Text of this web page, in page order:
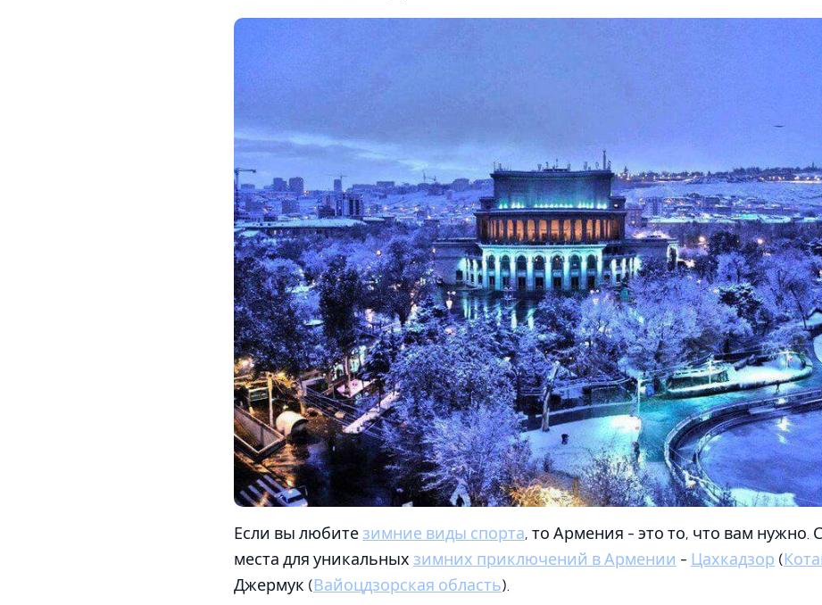
Если вы любитезимние виды спорта, то Армения - это то, что вам нужно.
места для уникальных зимних приключений в Армении - Цахкадзор (
Джермук (Вайоцдзорская область).